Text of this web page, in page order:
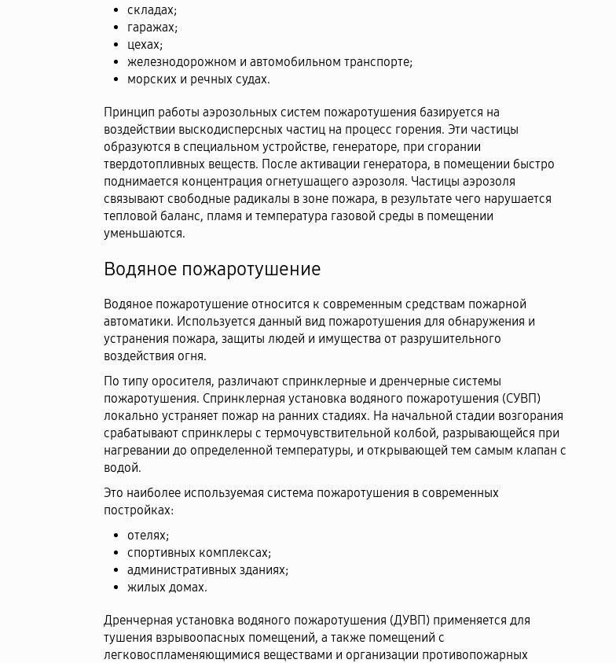
складах;
гаражах;
цехах;
железнодорожном и автомобильном транспорте;
морских и речных судах.
Принцип работы аэрозольных систем пожаротушения базируется на
воздействии выскодисперсных частиц на процесс горения. Эти частицы
образуются в специальном устройстве, генераторе, при сгорании
твердотопливных веществ. После активации генератора, в помещении быстро
поднимается концентрация огнетушащего аэрозоля. Частицы аэрозоля
связывают свободные радикалы в зоне пожара, в результате чего нарушается
тепловой баланс, пламя и температура газовой среды в помещении
уменьшаются.
Водяное пожаротушение
Водяное пожаротушение относится к современным средствам пожарной
автоматики. Используется данный вид пожаротушения для обнаружения и
устранения пожара, защиты людей и имущества от разрушительного
воздействия огня.
По типу оросителя, различают спринклерные и дренчерные системы
пожаротушения. Спринклерная установка водяного пожаротушения (СУВП)
локально устраняет пожар на ранних стадиях. На начальной стадии возгорания
срабатывают спринклеры с термочувствительной колбой, разрывающейся при
нагревании до определенной температуры, и открывающей тем самым клапан с
водой.
Это наиболее используемая система пожаротушения в современных
постройках:
отелях;
спортивных комплексах;
административных зданиях;
жилых домах.
Дренчерная установка водяного пожаротушения (ДУВП) применяется для
тушения взрывоопасных помещений, а также помещений с
легковоспламеняющимися веществами и организации противопожарных